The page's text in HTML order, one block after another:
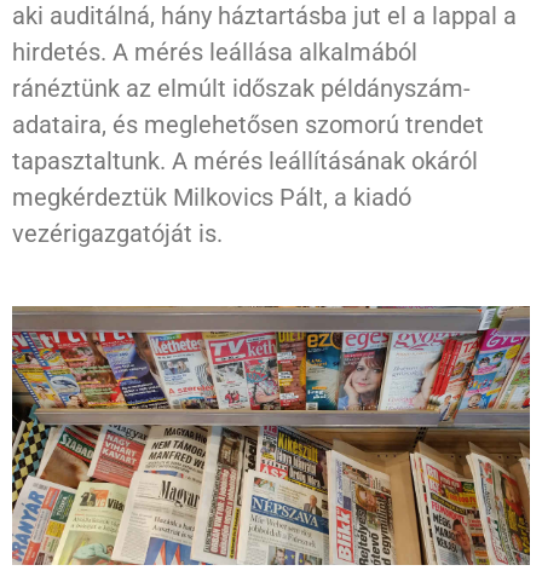
aki auditálná, hány háztartásba jut el a lappal a
hirdetés. A mérés leállása alkalmából
ránéztünk az elmúlt időszak példányszám-
adataira, és meglehetősen szomorú trendet
tapasztaltunk. A mérés leállításának okáról
megkérdeztük Milkovics Pált, a kiadó
vezérigazgatóját is.